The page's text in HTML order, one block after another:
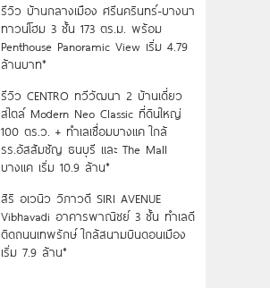
รีวิว บ้านกลางเมือง ศรีนครินทร์-บางนา
ทาวน์โฮม 3 ชั้น 173 ตร.ม. พร้อม
Penthouse Panoramic View เริ่ม 4.79
ล้านบาท*
รีวิว CENTRO ทวีวัฒนา 2 บ้านเดี่ยว
สไตล์ Modern Neo Classic ที่ดินใหญ่
100 ตร.ว. + ทำเลเชื่อมบางแค ใกล้
รร.อัสสัมชัญ ธนบุรี และ The Mall
บางแค เริ่ม 10.9 ล้าน*
สิริ อเวนิว วิภาวดี SIRI AVENUE
Vibhavadi อาคารพาณิชย์ 3 ชั้น ทำเลดี
ติดถนนเทพรักษ์ ใกล้สนามบินดอนเมือง
เริ่ม 7.9 ล้าน*